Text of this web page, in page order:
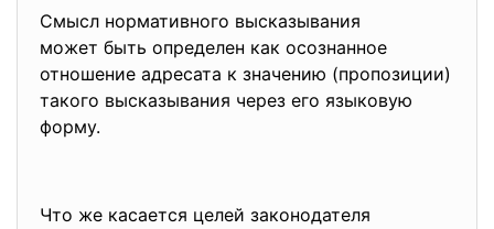
Смысл нормативного высказывания
может быть определен как осознанное
отношение адресата к значению (пропозиции)
такого высказывания через его языковую
форму.
Что же касается целей законодателя